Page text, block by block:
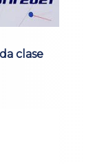
clase